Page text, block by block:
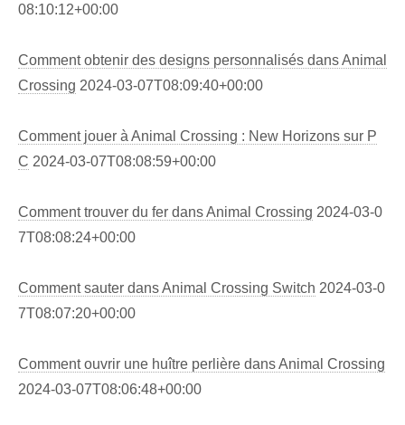
08:10:12+00:00
Comment obtenir des designs personnalisés dans Animal
Crossing 2024-03-07T08:09:40+00:00
Comment jouer à Animal Crossing : New Horizons sur P
C 2024-03-07T08:08:59+00:00
Comment trouver du fer dans Animal Crossing 2024-03-0
7T08:08:24+00:00
Comment sauter dans Animal Crossing Switch 2024-03-0
7T08:07:20+00:00
Comment ouvrir une huître perlière dans Animal Crossing
2024-03-07T08:06:48+00:00